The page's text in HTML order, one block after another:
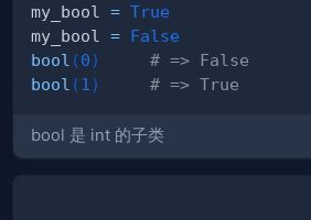
my_bool = True
my_bool = False
bool (0)
# => False
bool (1 ) # => True
bool 是 int 的子类